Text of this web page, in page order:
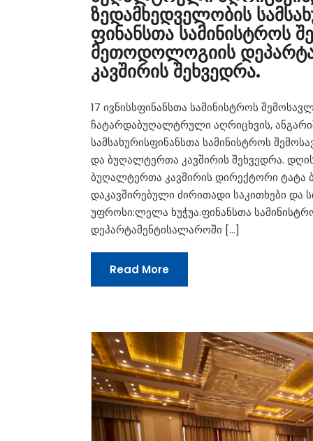
ზედამხედველობის
ფინანსთა სამინისტროს
მეთოდოლოგიის
კავშირის შეხვედრა.
17 ივნისსფინანსთა სამინისტროს
ჩატარდაბუღალტრული აღრიცხვის,
სამსახურისფინანსთა სამინისტროს
და ბუღალტერთა კავშირის შეხვედრა.
ბუღალტერთა კავშირის დირექტორი ტატა
დაკავშირებული ძირითადი საკითხები და
უფროსი:ლელა ხუჭუა.ფინანსთა
დეპარტამენტისალაროში […]
Read More